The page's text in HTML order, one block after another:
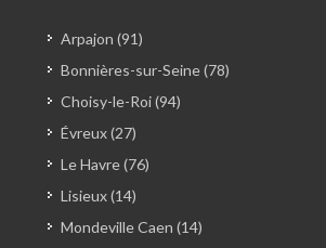
Arpajon (91)
Bonnières-sur-Seine (78)
Choisy-le-Roi (94)
Évreux (27)
Le Havre (76)
Lisieux (14)
Mondeville Caen (14)